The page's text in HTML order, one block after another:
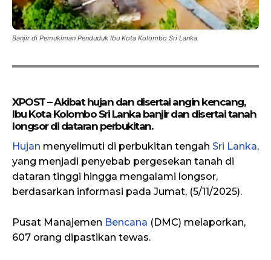
Banjir di Pemukiman Penduduk Ibu Kota Kolombo Sri Lanka.
XPOST – Akibat hujan dan disertai angin kencang,
Ibu Kota Kolombo Sri Lanka banjir dan disertai tanah
longsor di dataran perbukitan.
Hujan menyelimuti di perbukitan tengah Sri Lanka,
yang menjadi penyebab pergesekan tanah di
dataran tinggi hingga mengalami longsor,
berdasarkan informasi pada Jumat, (5/11/2025).
Pusat Manajemen Bencana (DMC) melaporkan,
607 orang dipastikan tewas.